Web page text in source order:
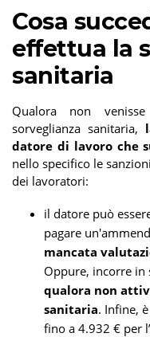
Cosa
effettua la
sanitaria
Qualora non
sorveglianza sanitaria,
datore di lavoro che
nello specifico le
dei lavoratori:
il datore può
pagare
mancata
Oppure, incorre in
qualora non
sanitaria. Infine,
fino a 4.932 € per